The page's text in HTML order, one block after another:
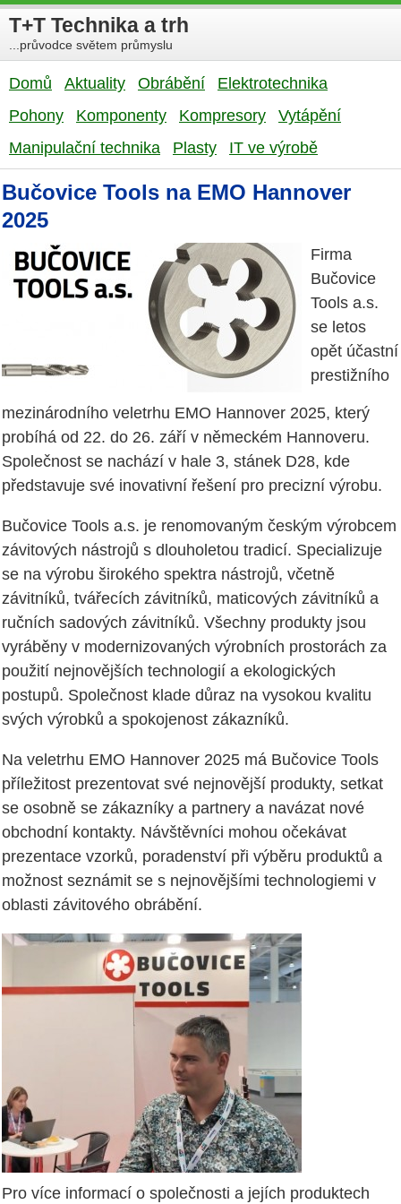
T+T Technika a trh
...průvodce světem průmyslu
Domů Aktuality Obrábění
Elektrotechnika
Pohony
Komponenty Kompresory
Vytápění
Manipulační technika
Plasty IT ve výrobě
Bučovice Tools na EMO Hannover
2025
Firma
Bučovice
Tools a.s.
se letos
opět účastní
prestižního
mezinárodního veletrhu EMO Hannover 2025, který
probíhá od 22. do 26. září v německém Hannoveru.
Společnost se nachází v hale 3, stánek D28, kde
představuje své inovativní řešení pro precizní výrobu.
Bučovice Tools a.s. je renomovaným českým výrobcem
závitových nástrojů s dlouholetou tradicí. Specializuje
se na výrobu širokého spektra nástrojů, včetně
závitníků, tvářecích závitníků, maticových závitníků a
ručních sadových závitníků. Všechny produkty jsou
vyráběny v modernizovaných výrobních prostorách za
použití nejnovějších technologií a ekologických
postupů. Společnost klade důraz na vysokou kvalitu
svých výrobků a spokojenost zákazníků.
Na veletrhu EMO Hannover 2025 má Bučovice Tools
příležitost prezentovat své nejnovější produkty, setkat
se osobně se zákazníky a partnery a navázat nové
obchodní kontakty. Návštěvníci mohou očekávat
prezentace vzorků, poradenství při výběru produktů a
možnost seznámit se s nejnovějšími technologiemi v
oblasti závitového obrábění.
Pro více informací o společnosti a jejích produktech